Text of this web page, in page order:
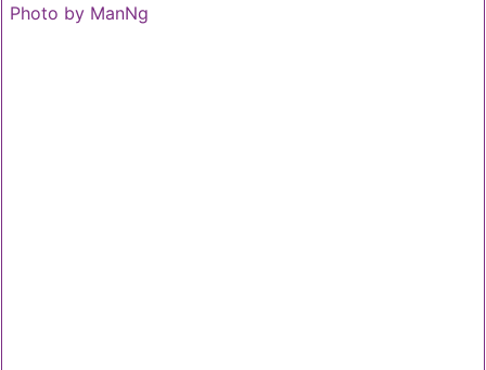
Photo by ManNg